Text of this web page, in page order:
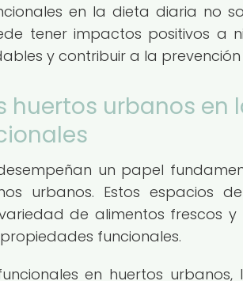
en la dieta diaria no
tener impactos positivos a
y contribuir a la
huertos urbanos en
un papel
urbanos. Estos espacios
de alimentos frescos y
funcionales.
en huertos